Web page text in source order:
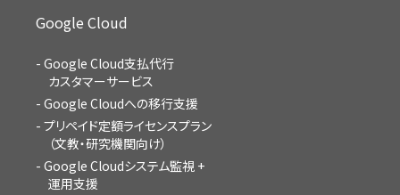
Google Cloud
Google Cloud支払代行
カスタマーサービス
Google Cloudへの移行支援
プリペイド定額ライセンスプラン
（文教・研究機関向け）
Google Cloudシステム監視 +
運用支援